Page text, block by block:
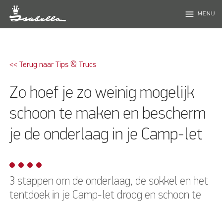
menu MENU
<< Terug naar Tips & Trucs
Zo hoef je zo weinig mogelijk
schoon te maken en bescherm
je de onderlaag in je Camp-let
3 stappen om de onderlaag, de sokkel en het
tentdoek in je Camp-let droog en schoon te